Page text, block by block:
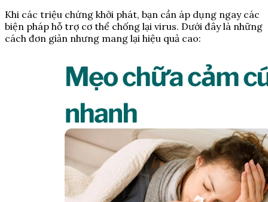
Khi các triệu chứng khởi phát, bạn cần áp dụng ngay các
biện pháp hỗ trợ cơ thể chống lại virus. Dưới đây là những
cách đơn giản nhưng mang lại hiệu quả cao: